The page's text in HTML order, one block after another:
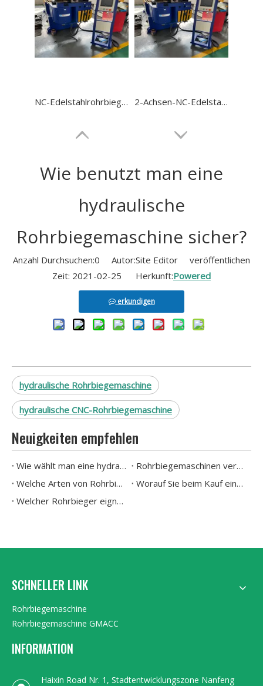
NC-Edelstahlrohrbieger GM-SB-114NCB 2-Achsen-NC-Edelstahlrohrbiegemaschine GM-SB-114NCB
NC-Hydraulikstahlrohrbieger GM-SB-168NCB
Pneumatischer Rechteckrohrbieger GM-76NCB
Wie benutzt man eine
hydraulische
Rohrbiegemaschine sicher?
Anzahl Durchsuchen:0 Autor:Site Editor veröffentlichen
Zeit: 2021-02-25 Herkunft:Powered
erkundigen
hydraulische Rohrbiegemaschine
hydraulische CNC-Rohrbiegemaschine
Neuigkeiten empfehlen
Wie wählt man eine hydraulische Rohrbiegemaschine aus?
Rohrbiegemaschinen verstehen: Typen und Anwendungen erklärt
Welche Arten von Rohrbiegemaschinen gibt es heute?
Worauf Sie beim Kauf einer Rohrbiegemaschine achten sollten
Welcher Rohrbieger eignet sich am besten für präzise Biegungen von Edelstahl- und Kupferrohren?
SCHNELLER LINK
Rohrbiegemaschine
Rohrbiegemaschine GMACC
INFORMATION
Haixin Road Nr. 1, Stadtentwicklungszone Nanfeng